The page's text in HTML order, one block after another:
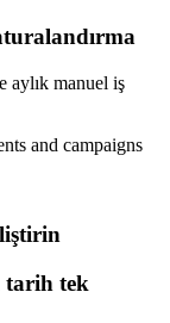
aylık manuel iş
tarih tek